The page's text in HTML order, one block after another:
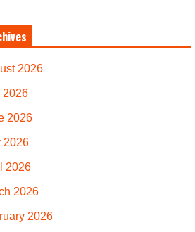
2026
2026
2026
2026
2026
2026
2026